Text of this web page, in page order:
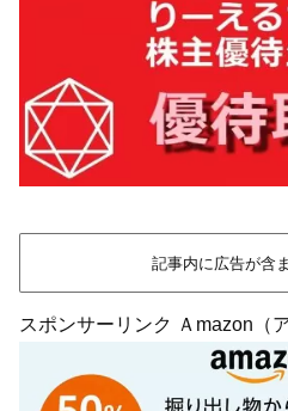
記事内に広告が含
スポンサーリンク Ａmazon（